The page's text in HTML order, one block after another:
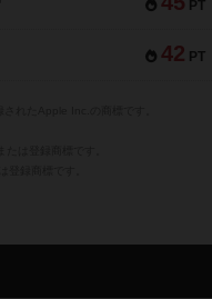
PT
42 PT